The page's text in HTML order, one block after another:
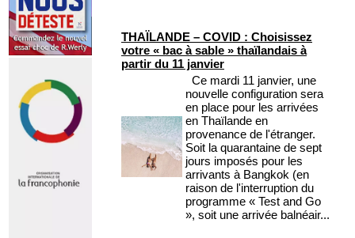
THAÏLANDE – COVID : Choisissez
votre « bac à sable » thaïlandais à
partir du 11 janvier
Ce mardi 11 janvier, une
nouvelle configuration sera
en place pour les arrivées
en Thaïlande en
provenance de l'étranger.
Soit la quarantaine de sept
jours imposés pour les
arrivants à Bangkok (en
raison de l'interruption du
programme « Test and Go
», soit une arrivée balnéair...